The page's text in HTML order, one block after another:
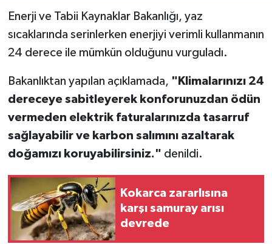
Enerji ve Tabii Kaynaklar Bakanlığı, yaz
sıcaklarında serinlerken enerjiyi verimli kullanmanın
24 derece ile mümkün olduğunu vurguladı.
Bakanlıktan yapılan açıklamada, "Klimalarınızı 24
dereceye sabitleyerek konforunuzdan ödün
vermeden elektrik faturalarınızda tasarruf
sağlayabilir ve karbon salımını azaltarak
doğamızı koruyabilirsiniz." denildi.
Kokarca zararlısına
karşı samuray arısı
devrede